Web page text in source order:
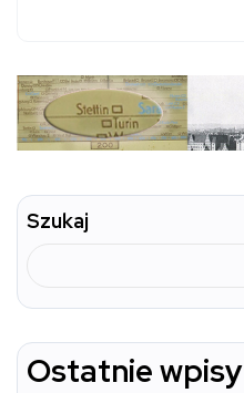
Szukaj
Ostatnie wpisy